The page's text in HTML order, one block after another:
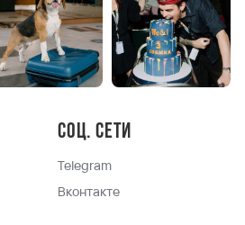
Соц. сети
Telegram
Вконтакте